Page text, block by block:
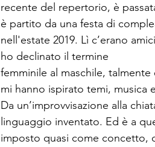
recente del repertorio, è
è partito da una festa di
nell'estate 2019. Lì c’erano
ho declinato il termine
femminile al maschile,
mi hanno ispirato temi, musica
Da un’improvvisazione alla
linguaggio inventato. Ed è a
imposto quasi come concetto,